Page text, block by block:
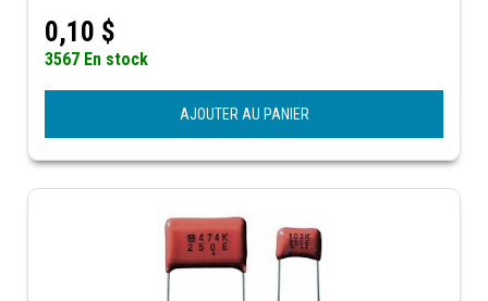
0,10 $
3567 En stock
AJOUTER AU PANIER